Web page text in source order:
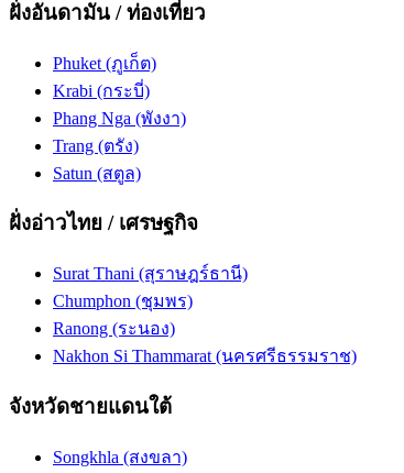
ฝั่งอันดามัน / ท่องเที่ยว
Phuket (ภูเก็ต)
Krabi (กระบี่)
Phang Nga (พังงา)
Trang (ตรัง)
Satun (สตูล)
ฝั่งอ่าวไทย / เศรษฐกิจ
Surat Thani (สุราษฎร์ธานี)
Chumphon (ชุมพร)
Ranong (ระนอง)
Nakhon Si Thammarat (นครศรีธรรมราช)
จังหวัดชายแดนใต้
Songkhla (สงขลา)